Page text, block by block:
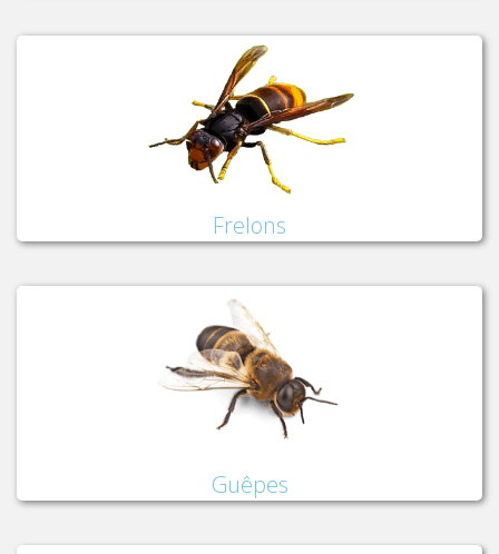
Frelons
Guêpes